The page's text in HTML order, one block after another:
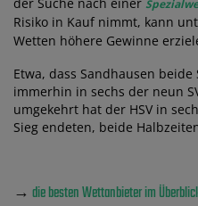
Risiko in Kauf nimmt, kann
Wetten höhere Gewinne
Etwa, dass Sandhausen
immerhin in sechs der neun
umgekehrt hat der HSV in
Sieg endeten, beide
→ die besten Wettanbieter im